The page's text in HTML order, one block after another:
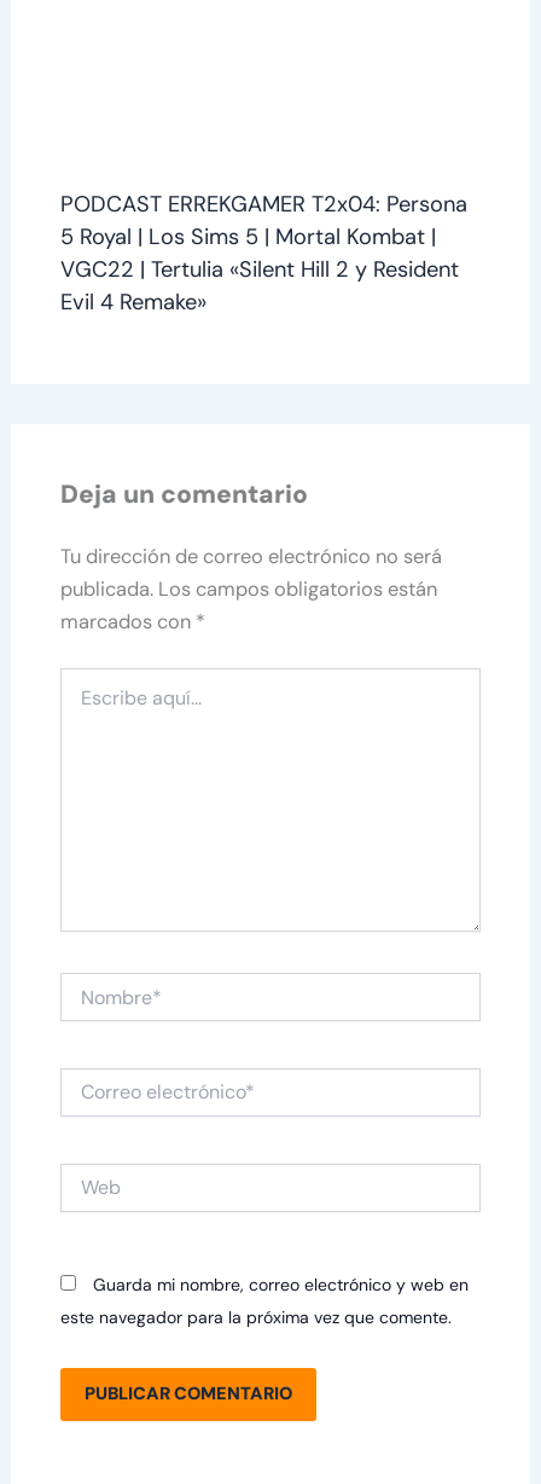
PODCAST ERREKGAMER T2x04: Persona
5 Royal | Los Sims 5 | Mortal Kombat |
VGC22 | Tertulia «Silent Hill 2 y Resident
Evil 4 Remake»
Deja un comentario
Tu dirección de correo electrónico no será
publicada. Los campos obligatorios están
marcados con *
aquí...
Correo
electrónico*
Guarda mi nombre, correo electrónico y web en
este navegador para la próxima vez que comente.